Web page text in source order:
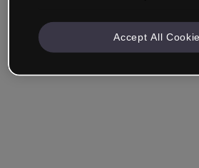
Unternehmen & Professionals
einem anderen Bereich.
Accept All